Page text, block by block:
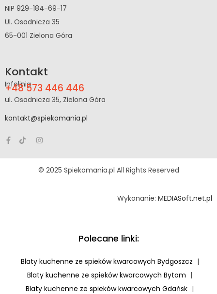
NIP 929-184-69-17
Ul. Osadnicza 35
65-001 Zielona Góra
Kontakt
Infolinia
+48 573 446 446
ul. Osadnicza 35, Zielona Góra
kontakt@spiekomania.pl
© 2025 Spiekomania.pl All Rights Reserved
Wykonanie: MEDIASoft.net.pl
Polecane linki:
Blaty kuchenne ze spieków kwarcowych Bydgoszcz |
Blaty kuchenne ze spieków kwarcowych Bytom |
Blaty kuchenne ze spieków kwarcowych Gdańsk |